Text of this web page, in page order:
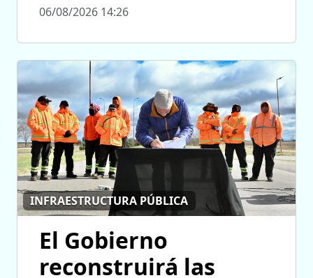
06/08/2026 14:26
INFRAESTRUCTURA PÚBLICA
El Gobierno
reconstruirá las